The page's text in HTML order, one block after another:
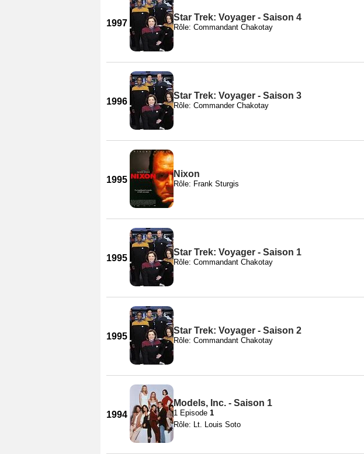
1997
Star Trek: Voyager - Saison 4
Rôle: Commandant Chakotay
1996
Star Trek: Voyager - Saison 3
Rôle: Commander Chakotay
1995
Nixon
Rôle: Frank Sturgis
1995
Star Trek: Voyager - Saison 1
Rôle: Commandant Chakotay
1995
Star Trek: Voyager - Saison 2
Rôle: Commandant Chakotay
1994
Models, Inc. - Saison 1
1 Episode 1
Rôle: Lt. Louis Soto